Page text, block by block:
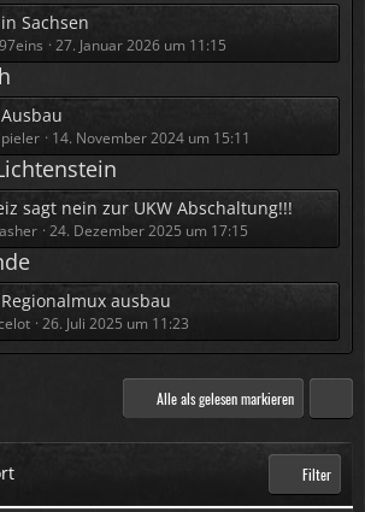
Sachsen
27. Januar 2026 um 11:15
14. November 2024 um 15:11
sagt nein zur UKW Abschaltung!!!
24. Dezember 2025 um 17:15
Regionalmux ausbau
26. Juli 2025 um 11:23
Alle als gelesen markieren
Filter